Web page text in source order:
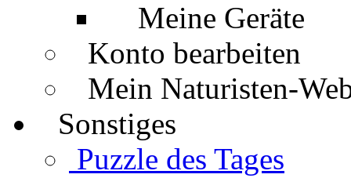
Meine Geräte
Konto bearbeiten
Mein Naturisten-
Sonstiges
Puzzle des Tages